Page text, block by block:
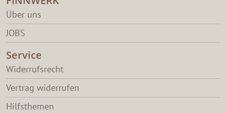
Über uns
JOBS
Service
Widerrufsrecht
Vertrag widerrufen
Hilfsthemen